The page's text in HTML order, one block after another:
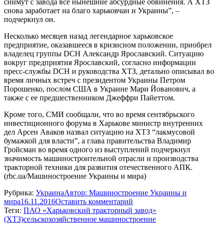
снова заработает на благо харьковчан и Украины”, –
подчеркнул он.
Несколько месяцев назад легендарное харьковское
предприятие, оказавшееся в кризисном положении, приобрел
владелец группы DCH Александр Ярославский. Ситуацию
вокруг предприятия Ярославский, согласно информации
пресс-службы DCH и руководства ХТЗ, детально описывал во
время личных встреч с президентом Украины Петром
Порошенко, послом США в Украине Мари Йованович, а
также с ее предшественником Джеффри Пайеттом.
Кроме того, СМИ сообщали, что во время сентябрьского
инвестиционного форума в Харькове министр внутренних
дел Арсен Аваков назвал ситуацию на ХТЗ “лакмусовой
бумажкой для власти”, а глава правительства Владимир
Гройсман во время одного из выступлений подчеркнул
значимость машиностроительной отрасли и производства
тракторной техники для развития отечественного АПК.
(rbc.ua/Машиностроение Украины и мира)
Рубрика: УкраинаАвтор: Машиностроение Украины и
мира16.11.2016Оставить комментарий
Теги: ПАО «Харьковский тракторный завод»
(ХТЗ)сельскохозяйственное машиностроение